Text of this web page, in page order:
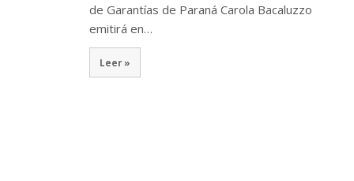
de Garantías de Paraná Carola Bacaluzzo
emitirá en…
Leer »